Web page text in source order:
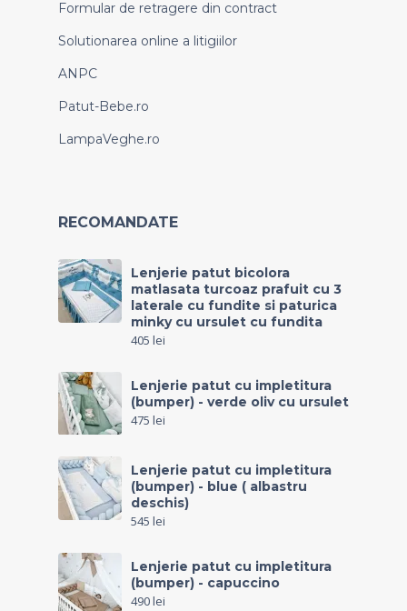
Formular de retragere din contract
Solutionarea online a litigiilor
ANPC
Patut-Bebe.ro
LampaVeghe.ro
RECOMANDATE
Lenjerie patut bicolora
matlasata turcoaz prafuit cu 3
laterale cu fundite si paturica
minky cu ursulet cu fundita
405 lei
Lenjerie patut cu impletitura
(bumper) - verde oliv cu ursulet
475 lei
Lenjerie patut cu impletitura
(bumper) - blue ( albastru
deschis)
545 lei
Lenjerie patut cu impletitura
(bumper) - capuccino
490lei